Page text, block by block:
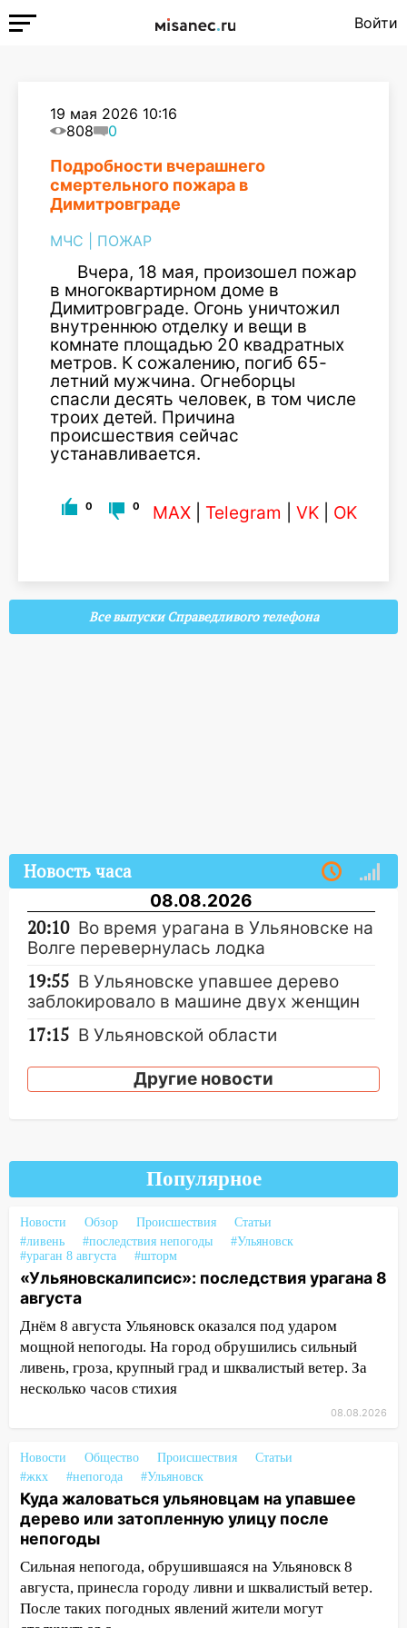
Войти
19 мая 2026 10:16
808
0
Подробности вчерашнего
смертельного пожара в
Димитровграде
МЧС ПОЖАР
Вчера, 18 мая, произошел пожар
в многоквартирном доме в
Димитровграде. Огонь уничтожил
внутреннюю отделку и вещи в
комнате площадью 20 квадратных
метров. К сожалению, погиб 65-
летний мужчина. Огнеборцы
спасли десять человек, в том числе
троих детей. Причина
происшествия сейчас
устанавливается.
0 0 MAX Telegram VK OK
Все выпуски Справедливого телефона
Новость часа
08.08.2026
20:10 Во время урагана в Ульяновске на
Волге перевернулась лодка
19:55 В Ульяновске упавшее дерево
заблокировало в машине двух женщин
17:15 В Ульяновской области
готов, ещё два — почти завершены
16:38 Прогноз погоды в Ульяновской
области на 9 августа
16:34
Из-за мощной непогоды в
Ульяновске отменили фестиваль «Наше
время»
16:17 Мелекесский район первым в
Ульяновской области намолотил более
100 тысяч тонн зерна
15:17
В колледжи и техникумы
Ульяновской области подали более 10
после шторма: поваленные деревья и
затопленные улицы
14:28 Ураган вырвал остановку на улице
Деева в Заволжье
14:26 Жители Ульяновска сами
пытаются расчистить ливнёвки, не
дождавшись коммунальщиков
Другие новости
Популярное
Новости Обзор Происшествия
Статьи
#ливень
#последствия непогоды
#Ульяновск
#ураган 8 августа
#шторм
«Ульяновскалипсис»: последствия урагана 8
августа
Днём 8 августа Ульяновск оказался под ударом
мощной непогоды. На город обрушились сильный
ливень, гроза, крупный град и шквалистый ветер. За
несколько часов стихия
08.08.2026
Новости Общество Происшествия
Статьи
#жкх
#непогода #Ульяновск
Куда жаловаться ульяновцам на упавшее
дерево или затопленную улицу после
непогоды
Сильная непогода, обрушившаяся на Ульяновск 8
августа, принесла городу ливни и шквалистый ветер.
После таких погодных явлений жители могут